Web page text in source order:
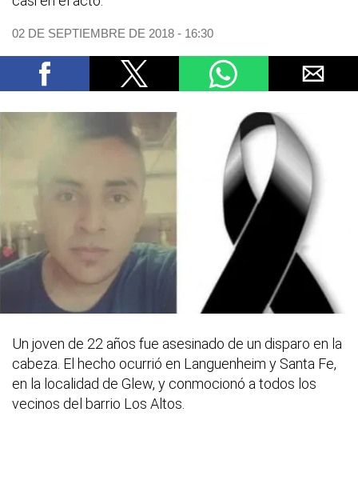
02 DE SEPTIEMBRE DE 2018 - 16:30
Un joven de 22 años fue asesinado de un disparo en la
cabeza. El hecho ocurrió en Languenheim y Santa Fe,
en la localidad de Glew, y conmocionó a todos los
vecinos del barrio Los Altos.